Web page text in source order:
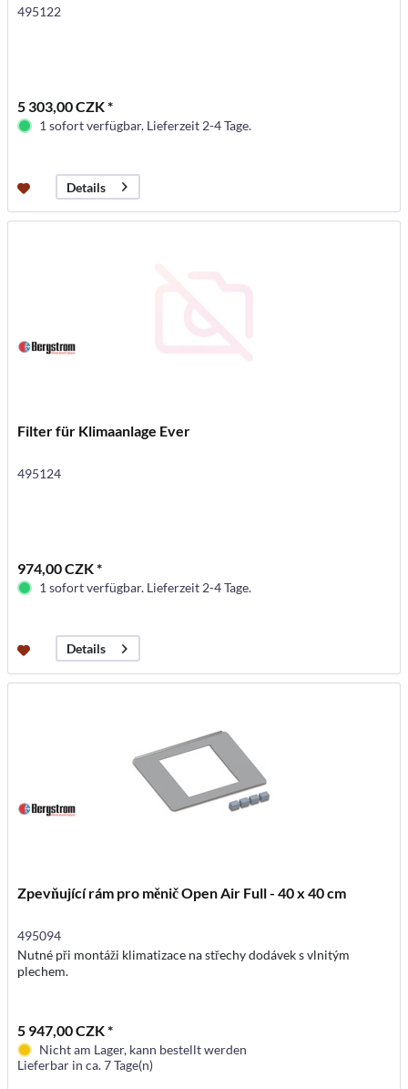
495122
5 303,00 CZK *
1 sofort verfügbar. Lieferzeit 2-4 Tage.
Details
Filter für Klimaanlage Ever
495124
974,00 CZK *
1 sofort verfügbar. Lieferzeit 2-4 Tage.
Details
Zpevňující rám pro měnič Open Air Full - 40 x 40 cm
495094
Nutné při montáži klimatizace na střechy dodávek s vlnitým
plechem.
5 947,00 CZK *
Nicht am Lager, kann bestellt werden
Lieferbar in ca. 7 Tage(n)